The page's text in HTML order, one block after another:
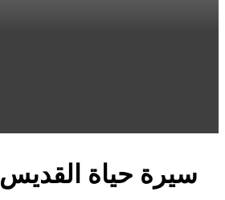
سيرة حياة القديس